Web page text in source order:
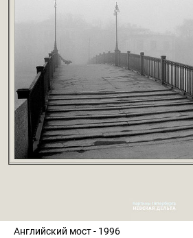
Английский мост - 1996